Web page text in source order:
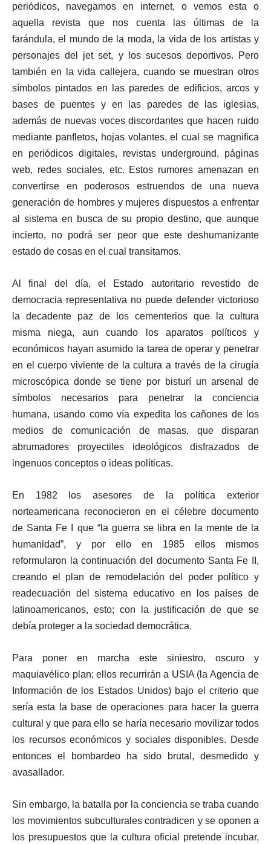
periódicos, navegamos en internet, o vemos esta o
aquella revista que nos cuenta las últimas de la
farándula, el mundo de la moda, la vida de los artistas y
personajes del jet set, y los sucesos deportivos. Pero
también en la vida callejera, cuando se muestran otros
símbolos pintados en las paredes de edificios, arcos y
bases de puentes y en las paredes de las iglesias,
además de nuevas voces discordantes que hacen ruido
mediante panfletos, hojas volantes, el cual se magnifica
en periódicos digitales, revistas underground, páginas
web, redes sociales, etc. Estos rumores amenazan en
convertirse en poderosos estruendos de una nueva
generación de hombres y mujeres dispuestos a enfrentar
al sistema en busca de su propio destino, que aunque
incierto, no podrá ser peor que este deshumanizante
estado de cosas en el cual transitamos.
Al final del día, el Estado autoritario revestido de
democracia representativa no puede defender victorioso
la decadente paz de los cementerios que la cultura
misma niega, aun cuando los aparatos políticos y
económicos hayan asumido la tarea de operar y penetrar
en el cuerpo viviente de la cultura a través de la cirugía
microscópica donde se tiene por bisturí un arsenal de
símbolos necesarios para penetrar la conciencia
humana, usando como vía expedita los cañones de los
medios de comunicación de masas, que disparan
abrumadores proyectiles ideológicos disfrazados de
ingenuos conceptos o ideas políticas.
En 1982 los asesores de la política exterior
norteamericana reconocieron en el célebre documento
de Santa Fe I que “la guerra se libra en la mente de la
humanidad”, y por ello en 1985 ellos mismos
reformularon la continuación del documento Santa Fe II,
creando el plan de remodelación del poder político y
readecuación del sistema educativo en los países de
latinoamericanos, esto; con la justificación de que se
debía proteger a la sociedad democrática.
Para poner en marcha este siniestro, oscuro y
maquiavélico plan; ellos recurrirán a USIA (la Agencia de
Información de los Estados Unidos) bajo el criterio que
sería esta la base de operaciones para hacer la guerra
cultural y que para ello se haría necesario movilizar todos
los recursos económicos y sociales disponibles. Desde
entonces el bombardeo ha sido brutal, desmedido y
avasallador.
Sin embargo, la batalla por la conciencia se traba cuando
los movimientos subculturales contradicen y se oponen a
los presupuestos que la cultura oficial pretende incubar,